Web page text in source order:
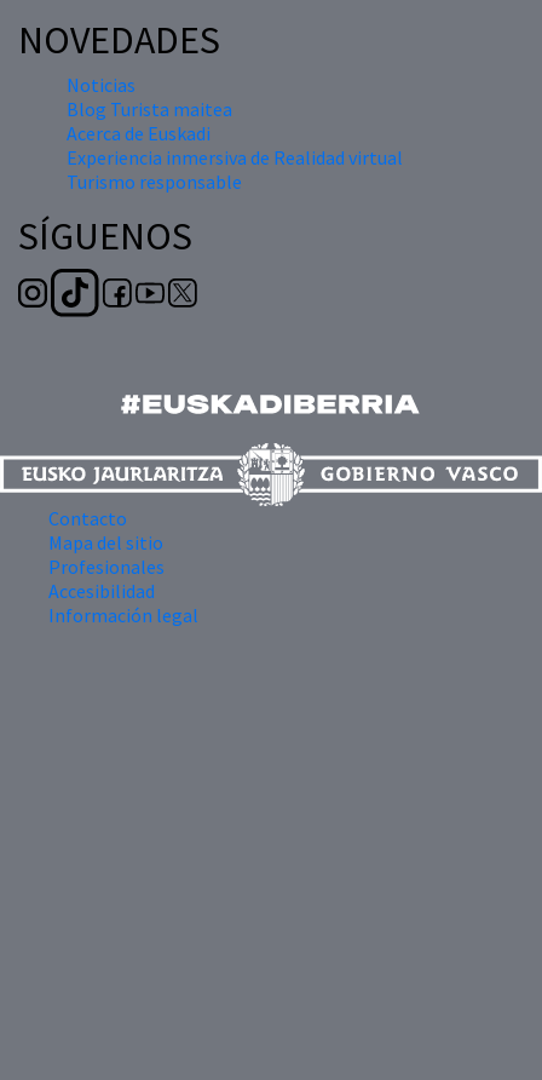
NOVEDADES
Noticias
Blog Turista maitea
Acerca de Euskadi
Experiencia inmersiva de Realidad virtual
Turismo responsable
SÍGUENOS
Contacto
Mapa del sitio
Profesionales
Accesibilidad
Información legal